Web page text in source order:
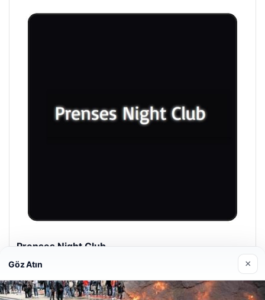
Prenses Night Club
29/04/2026
Göz Atın ×